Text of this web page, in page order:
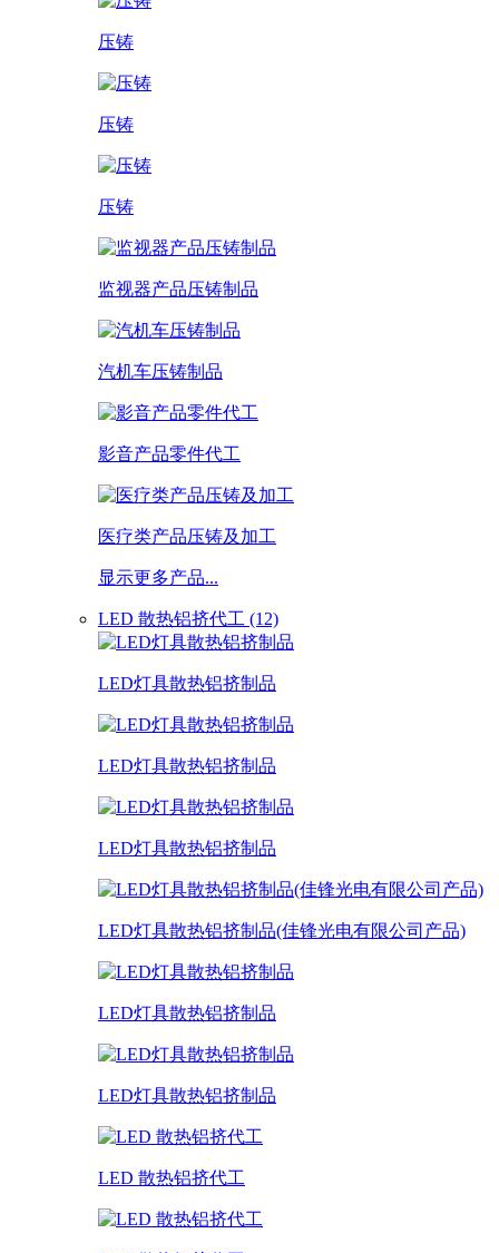
压铸
压铸
压铸
监视器产品压铸制品
汽机车压铸制品
影音产品零件代工
医疗类产品压铸及加工
显示更多产品...
LED 散热铝挤代工 (12)
LED灯具散热铝挤制品
LED灯具散热铝挤制品
LED灯具散热铝挤制品
LED灯具散热铝挤制品(佳锋光电有限公司产品)
LED灯具散热铝挤制品
LED灯具散热铝挤制品
LED 散热铝挤代工